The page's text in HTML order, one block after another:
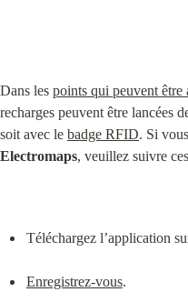
Dans les points qui peuvent être
recharges peuvent être lancées
soit avec le badge RFID
Electromaps, veuillez suivre ces
Téléchargez l’application
Enregistrez-vous.